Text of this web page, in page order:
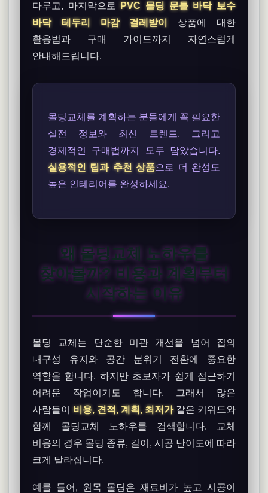
다루고, 마지막으로
PVC 몰딩 문틀 바닥 보수
바닥 테두리 마감 걸레받이
상품에 대한
활용법과 구매 가이드까지 자연스럽게
안내해드립니다.
몰딩교체를 계획하는 분들에게 꼭 필요한
실전 정보와 최신 트렌드, 그리고
경제적인 구매법까지 모두 담았습니다.
실용적인 팁과 추천 상품으로 더 완성도
높은 인테리어를 완성하세요.
왜 몰딩교체 노하우를
찾아볼까? 비용과 계획부터
시작하는 이유
몰딩 교체는 단순한 미관 개선을 넘어 집의
내구성 유지와 공간 분위기 전환에 중요한
역할을 합니다. 하지만 초보자가 쉽게 접근하기
어려운 작업이기도 합니다. 그래서 많은
사람들이 비용, 견적, 계획, 최저가같은 키워드와
함께 몰딩교체 노하우를 검색합니다. 교체
비용의 경우 몰딩 종류, 길이, 시공 난이도에 따라
크게 달라집니다.
예를 들어, 원목 몰딩은 재료비가 높고 시공이